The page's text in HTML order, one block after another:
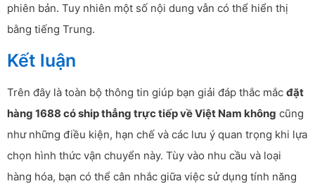
phiên bản. Tuy nhiên một số nội dung vẫn có thể hiển thị
bằng tiếng Trung.
Kết luận
Trên đây là toàn bộ thông tin giúp bạn giải đáp thắc mắc đặt
hàng 1688 có ship thẳng trực tiếp về Việt Nam không cũng
như những điều kiện, hạn chế và các lưu ý quan trọng khi lựa
chọn hình thức vận chuyển này. Tùy vào nhu cầu và loại
hàng hóa, bạn có thể cân nhắc giữa việc sử dụng tính năng